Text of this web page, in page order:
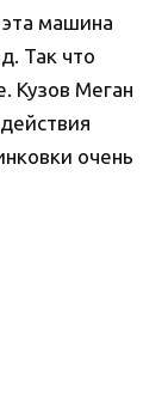
машина
Так что
Кузов Меган
очень